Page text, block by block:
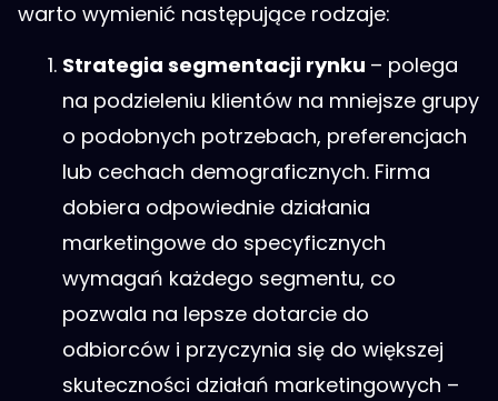
warto wymienić następujące rodzaje:
Strategia segmentacji rynku – polega
na podzieleniu klientów na mniejsze grupy
o podobnych potrzebach, preferencjach
lub cechach demograficznych. Firma
dobiera odpowiednie działania
marketingowe do specyficznych
wymagań każdego segmentu, co
pozwala na lepsze dotarcie do
odbiorców i przyczynia się do większej
skuteczności działań marketingowych –